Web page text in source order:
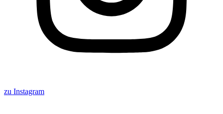
zu Instagram